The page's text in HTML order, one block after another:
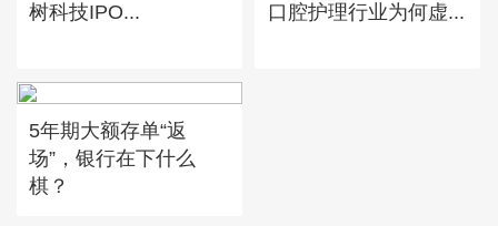
树科技IPO...
口腔护理行业为何虚...
5年期大额存单“返
场”，银行在下什么
棋？